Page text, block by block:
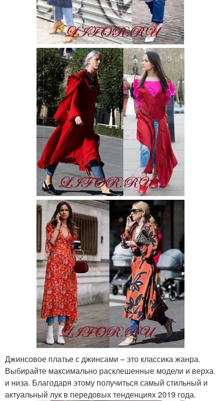
Джинсовое платье с джинсами – это классика жанра.
Выбирайте максимально расклешенные модели и верха
и низа. Благодаря этому получиться самый стильный и
актуальный лук в передовых тенденциях 2019 года.